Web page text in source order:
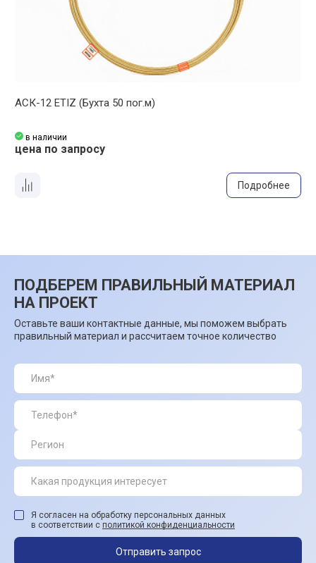
АСК-12 ETIZ (Бухта 50 пог.м)
в наличии
цена по запросу
Подробнее
ПОДБЕРЕМ ПРАВИЛЬНЫЙ МАТЕРИАЛ
НА ПРОЕКТ
Оставьте ваши контактные данные, мы поможем выбрать
правильный материал и рассчитаем точное количество
Я согласен на обработку персональных данных
в соответствии с политикой конфиденциальности
Отправить запрос